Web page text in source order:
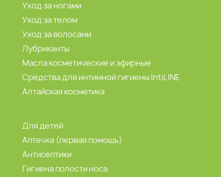
Уход за ногами
Уход за телом
Уход за волосами
Лубриканты
Масла косметические и эфирные
Средства для интимной гигиены IntiLINE
Алтайская косметика
Для детей
Аптечка (первая помощь)
Антисептики
Гигиена полости носа